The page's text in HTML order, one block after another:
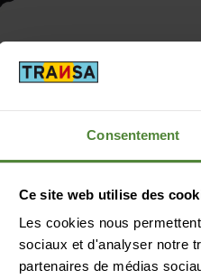
Consentement
Ce site web utilise des
Les cookies nous
sociaux et d'analyser notre
partenaires de médias